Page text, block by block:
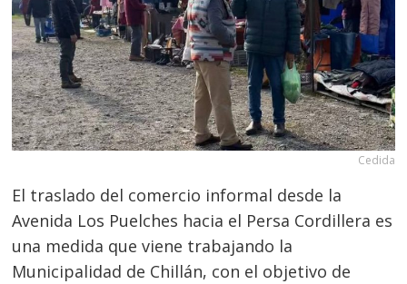
Cedida
El traslado del comercio informal desde la
Avenida Los Puelches hacia el Persa Cordillera es
una medida que viene trabajando la
Municipalidad de Chillán, con el objetivo de